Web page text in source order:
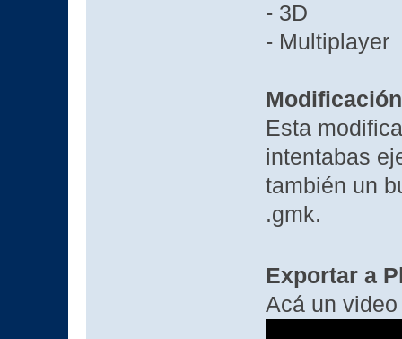
- 3D
- Multiplayer
Esta
intentabas
también un
.gmk.
Exportar a
Acá un